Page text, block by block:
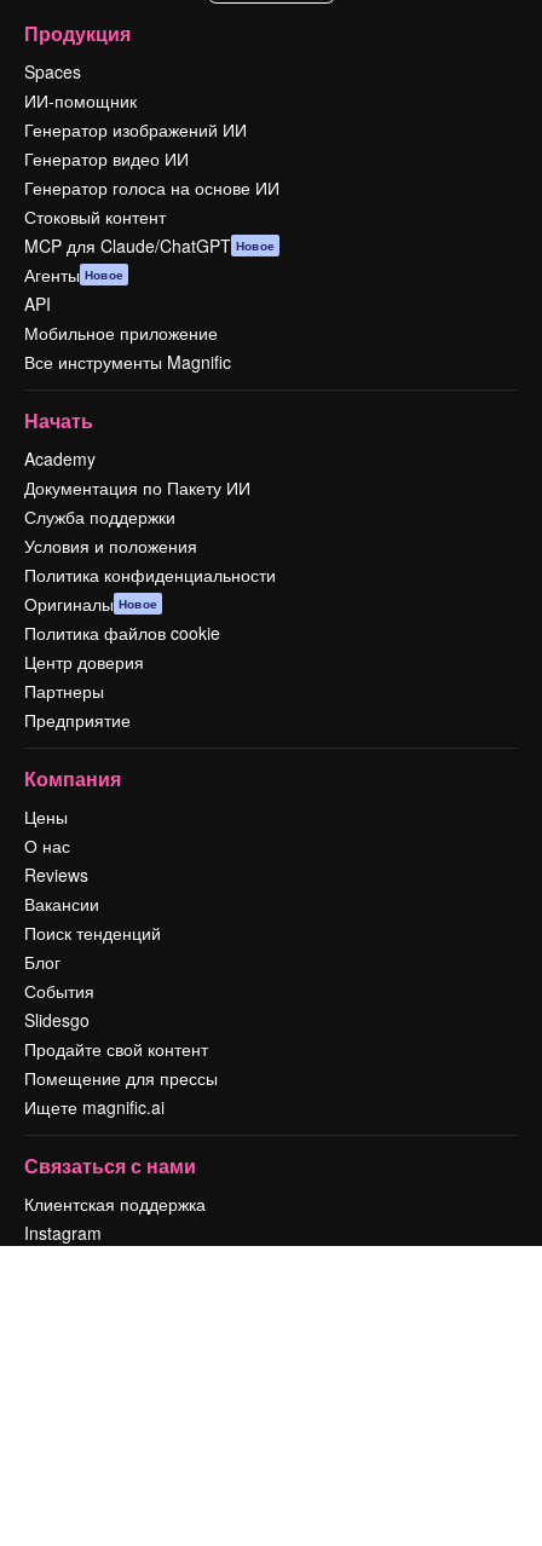
Продукция
Spaces
ИИ-помощник
Генератор изображений ИИ
Генератор видео ИИ
Генератор голоса на основе ИИ
Стоковый контент
MCP для Claude/ChatGPT Новое
Агенты Новое
API
Мобильное приложение
Все инструменты Magnific
Начать
Academy
Документация по Пакету ИИ
Служба поддержки
Условия и положения
Политика конфиденциальности
Оригиналы Новое
Политика файлов cookie
Центр доверия
Партнеры
Предприятие
Компания
Цены
О нас
Reviews
Вакансии
Поиск тенденций
Блог
События
Slidesgo
Продайте свой контент
Помещение для прессы
Ищете magnific.ai
Связаться с нами
Клиентская поддержка
Instagram